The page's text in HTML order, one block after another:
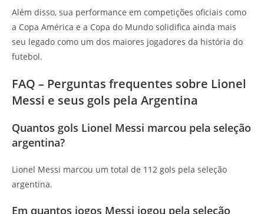
Além disso, sua performance em competições oficiais como
a Copa América e a Copa do Mundo solidifica ainda mais
seu legado como um dos maiores jogadores da história do
futebol.
FAQ – Perguntas frequentes sobre Lionel
Messi e seus gols pela Argentina
Quantos gols Lionel Messi marcou pela seleção
argentina?
Lionel Messi marcou um total de 112 gols pela seleção
argentina.
Em quantos jogos Messi jogou pela seleção